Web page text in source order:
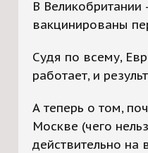
В
вакцинированы
Судя по всему,
работает, и
А теперь о том,
Москве (чего
действительно